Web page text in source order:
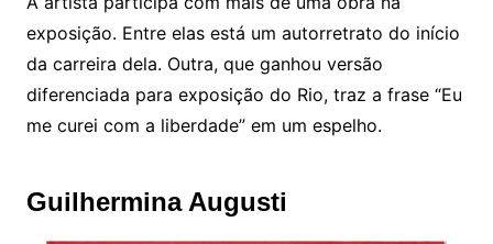
exposição. Entre elas está um autorretrato do início
da carreira dela. Outra, que ganhou versão
diferenciada para exposição do Rio, traz a frase “Eu
me curei com a liberdade” em um espelho.
Guilhermina Augusti